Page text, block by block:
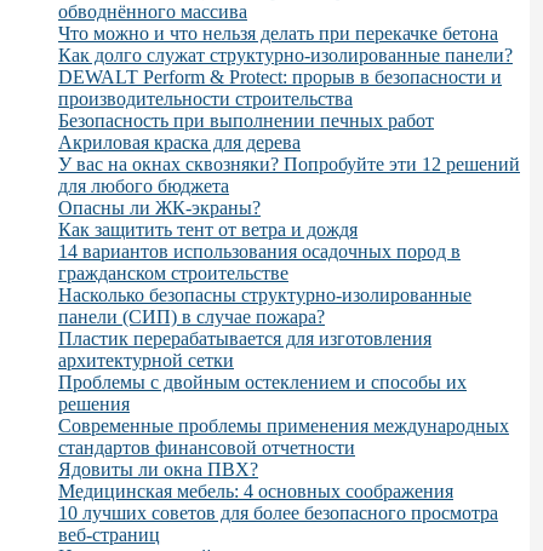
обводнённого массива
Что можно и что нельзя делать при перекачке бетона
Как долго служат структурно-изолированные панели?
DEWALT Perform & Protect: прорыв в безопасности и
производительности строительства
Безопасность при выполнении печных работ
Акриловая краска для дерева
У вас на окнах сквозняки? Попробуйте эти 12 решений
для любого бюджета
Опасны ли ЖК-экраны?
Как защитить тент от ветра и дождя
14 вариантов использования осадочных пород в
гражданском строительстве
Насколько безопасны структурно-изолированные
панели (СИП) в случае пожара?
Пластик перерабатывается для изготовления
архитектурной сетки
Проблемы с двойным остеклением и способы их
решения
Современные проблемы применения международных
стандартов финансовой отчетности
Ядовиты ли окна ПВХ?
Медицинская мебель: 4 основных соображения
10 лучших советов для более безопасного просмотра
веб-страниц